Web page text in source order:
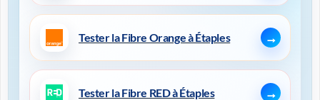
Tester la Fibre Orange à Étaples
Tester la Fibre RED à Étaples